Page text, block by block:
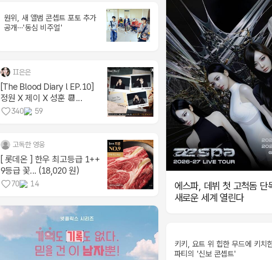
원위, 새 앨범 콘셉트 포토 추가
공개…'동심 비주얼'
II은은
[The Blood Diary l EP.10]
정원 X 제이 X 성훈 📆...
340 59
고독한 영웅
[ 롯데온 ] 한우 최고등급 1++
9등급 꽃... (18,020 원)
70 14
에스파, 데뷔 첫 고척돔
새로운 세계 열린다
키키, 요트 위 힙한 무드에 키치
파티의 '신보 콘셉트'